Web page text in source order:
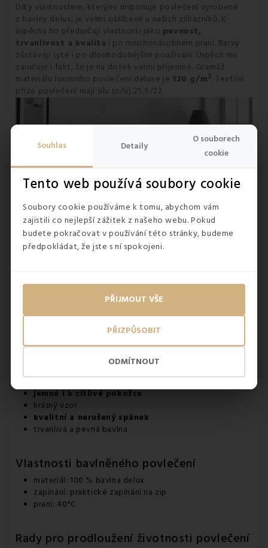
Souhlas Detaily
O souborech
cookie
Tento web používá soubory cookie
Soubory cookie používáme k tomu, abychom vám
zajistili co nejlepší zážitek z našeho webu. Pokud
budete pokračovat v používání této stránky, budeme
předpokládat, že jste s ní spokojeni.
ODMÍTNOUT
PŘIZPŮSOBIT
PŘIJMOUT VŠE
Díky vlastnostem, kterými disponuje povlečení vyrobené
z bavlny delux, je velmi oblíbené u našich zákazníků. K
úspěchu ho předurčují vlastnosti jako pevnost,
trvanlivost a kvalita i po mnohonásobném praní. Barvy
zůstávají syté i po dlouhodobějším používání. Úspěch mu
zaručuje i fakt, že je na dotek velmi příjemné. Gramáž
materiálu luxusního povlečení deluxe je 120 g/m2 . Textilní
příze povlečení mají sílu (o/ú) 25,5/22.
Výhody povlečení ze 100% bavlny delux
prevence proti zbytečnému pocení
jemné i k citlivé pokožce
krásný vzor
kvalitní a nerušený spánek
trvanlivá a pevná bavlna
Vlastnosti bavlněného povlečení
materiál: 100 % bavlna delux
zapínání: praktické zapínání na zip
praní: 40°C
Rady pro prodloužení životnosti povlečení